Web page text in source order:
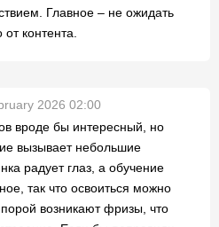
Главное – не ожидать
контента.
2026 02:00
вроде бы интересный, но
вызывает небольшие
радует глаз, а обучение
так что освоиться можно
возникают фризы, что